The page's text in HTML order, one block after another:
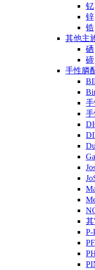
钇
锌
锆
其他主
硒
碲
手性膦
P-